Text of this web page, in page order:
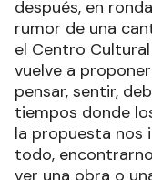
después, en
rumor de una
el Centro
vuelve a
pensar, sentir,
tiempos donde
la propuesta nos
todo,
ver una obra o